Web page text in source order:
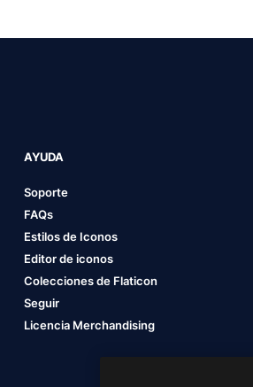
AYUDA
Soporte
FAQs
Estilos de Iconos
Editor de iconos
Colecciones de Flaticon
Seguir
Licencia Merchandising